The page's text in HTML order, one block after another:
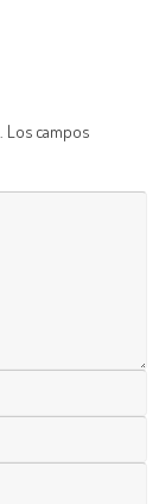
Los campos